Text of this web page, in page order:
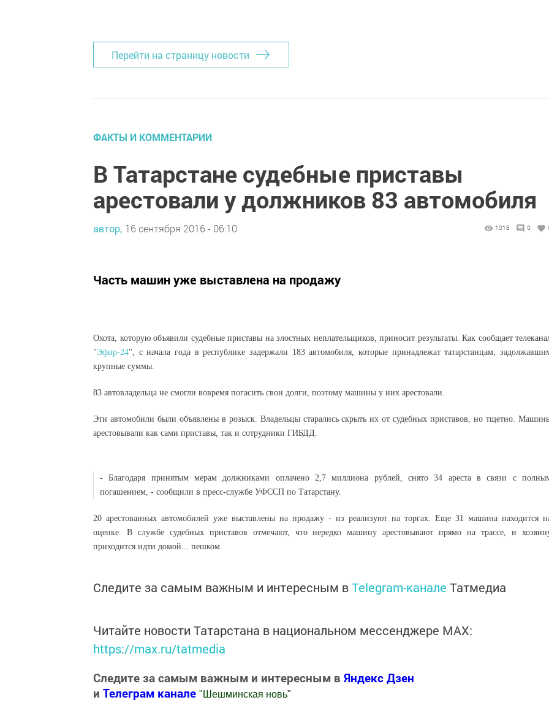
Перейти на страницу новости
ФАКТЫ И КОММЕНТАРИИ
В Татарстане судебные приставы
арестовали у должников 83 автомобиля
автор, 16 сентября 2016 - 06:10 1018 0
Часть машин уже выставлена на продажу
Охота, которую объявили судебные приставы на злостных неплательщиков, приносит результаты. Как сообщает
"Эфир-24", с начала года в республике задержали 183 автомобиля, которые принадлежат татарстанцам,
крупные суммы.
83 автовладельца не смогли вовремя погасить свои долги, поэтому машины у них арестовали.
Эти автомобили были объявлены в розыск. Владельцы старались скрыть их от судебных приставов, но тщетно.
арестовывали как сами приставы, так и сотрудники ГИБДД.
- Благодаря принятым мерам должниками оплачено 2,7 миллиона рублей, снято 34 ареста в связи с
погашением, - сообщили в пресс-службе УФССП по Татарстану.
20 арестованных автомобилей уже выставлены на продажу - из реализуют на торгах. Еще 31 машина находится
оценке. В службе судебных приставов отмечают, что нередко машину арестовывают прямо на трассе, и
приходится идти домой... пешком.
Следите за самым важным и интересным вTelegram-канале Татмедиа
Читайте новости Татарстана в национальном мессенджере MАХ:
https://max.ru/tatmedia
Следите за самым важным и интересным в Яндекс Дзен
и Телеграм канале "Шешминская новь"